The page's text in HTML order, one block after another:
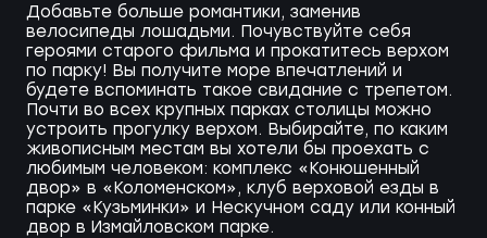
Добавьте больше романтики, заменив
велосипеды лошадьми. Почувствуйте себя
героями старого фильма и прокатитесь верхом
по парку! Вы получите море впечатлений и
будете вспоминать такое свидание с трепетом.
Почти во всех крупных парках столицы можно
устроить прогулку верхом. Выбирайте, по каким
живописным местам вы хотели бы проехать с
любимым человеком: комплекс «Конюшенный
двор» в «Коломенском», клуб верховой езды в
парке «Кузьминки» и Нескучном саду или конный
двор в Измайловском парке.